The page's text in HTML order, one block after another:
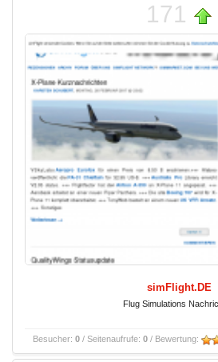
171
simFlight.DE
Flug Simulations
Besucher: 0/ Seitenaufrufe: 0/ Bewertung: